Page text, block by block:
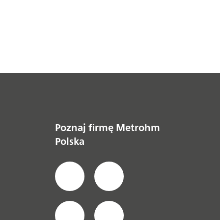
Poznaj firmę Metrohm
Polska